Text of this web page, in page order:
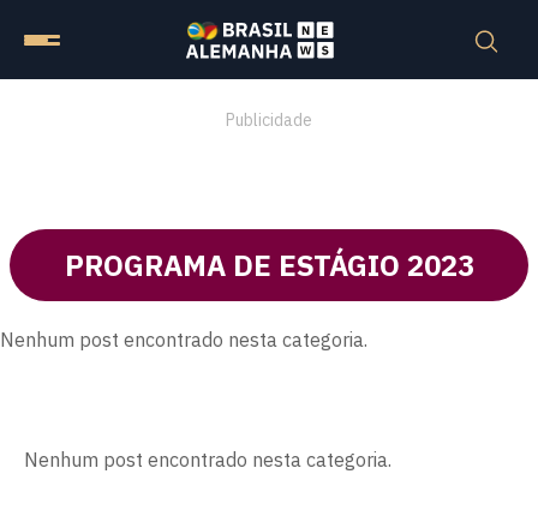
Publicidade
PROGRAMA DE ESTÁGIO 2023
Nenhum post encontrado nesta categoria.
Nenhum post encontrado nesta categoria.